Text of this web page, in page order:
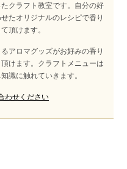
クラフト教室です。自分の好
たオリジナルのレシピで香り
頂けます。
アロマグッズがお好みの香り
けます。クラフトメニューは
識に触れていきます。
わせください